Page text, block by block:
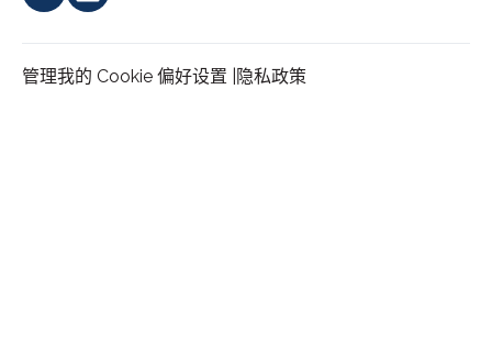
管理我的 Cookie 偏好设置 | 隐私政策